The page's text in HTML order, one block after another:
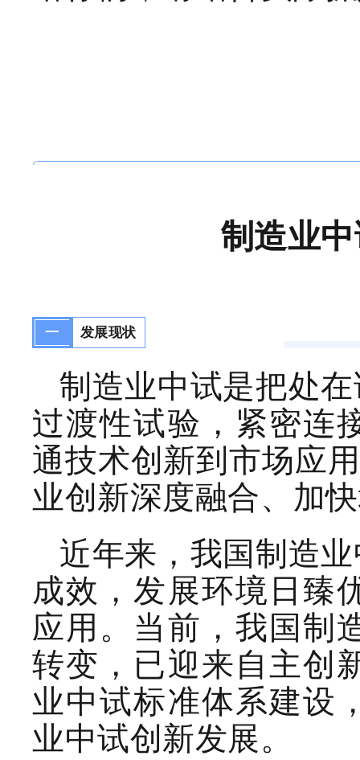
〉
实
案
》
的
通
知
制造业
一 发展现状
制造业中试是把处
过渡性试验， 紧密连
通技术创新到市场应
业创新深度融合、加
近年来， 我国制造
成效，发展环境日臻
应用。当前， 我国制
转变， 已迎来自主创
业中试标准体系建设
业中试创新发展。